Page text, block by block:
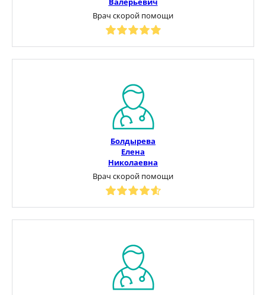
Врач скорой помощи
Болдырева
Елена
Николаевна
Врач скорой помощи